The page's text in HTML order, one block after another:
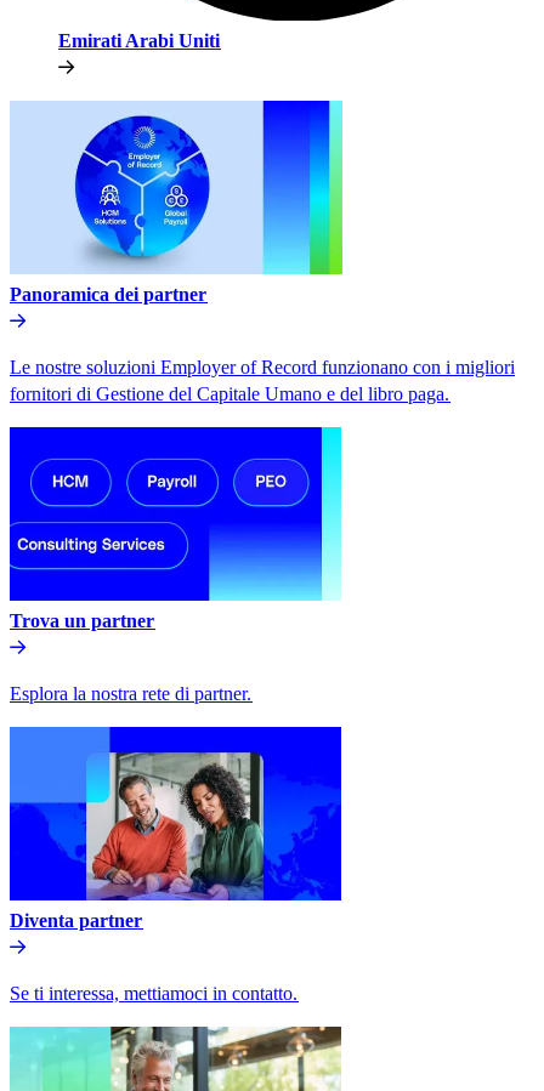
Emirati Arabi Uniti​​
Panoramica dei partner​​
Le nostre soluzioni Employer of Record funzionano con i migliori
fornitori di Gestione del Capitale Umano e del libro paga.​​
Trova un partner​​
Esplora la nostra rete di partner.​​
Diventa partner​​
Se ti interessa, mettiamoci in contatto.​​